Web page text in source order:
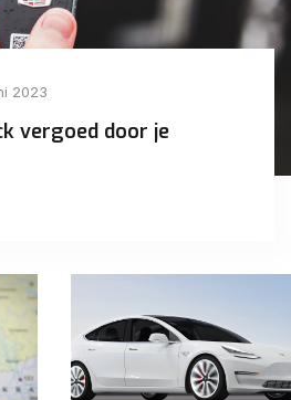
2023
vergoed door je